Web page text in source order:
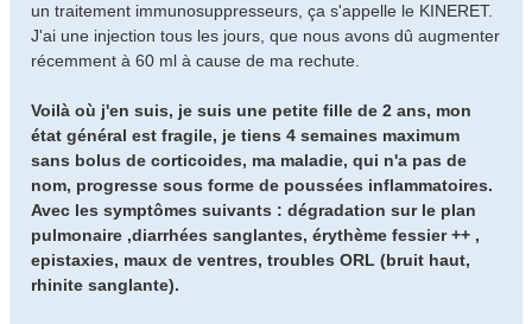
un traitement immunosuppresseurs, ça s'appelle le KINERET.
J'ai une injection tous les jours, que nous avons dû augmenter
récemment à 60 ml à cause de ma rechute.
Voilà où j'en suis, je suis une petite fille de 2 ans, mon
état général est fragile, je tiens 4 semaines maximum
sans bolus de corticoides, ma maladie, qui n'a pas de
nom, progresse sous forme de poussées inflammatoires.
Avec les symptômes suivants : dégradation sur le plan
pulmonaire ,diarrhées sanglantes, érythème fessier ++ ,
epistaxies, maux de ventres, troubles ORL (bruit haut,
rhinite sanglante).